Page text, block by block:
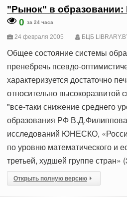
"Рынок" в образовании:
0 за 24 часа
24 февраля 2005 БЦБ
Общее состояние системы
пренебречь псевдо-
характеризуется достаточно
относительно
"все-таки снижение среднего
образования РФ
исследований ЮНЕСКО,
по уровню математического и
третьей, худшей группе стран»
Открыть полную версию